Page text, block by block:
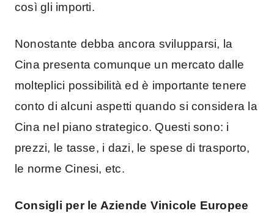
così gli importi.
Nonostante debba ancora svilupparsi, la
Cina presenta comunque un mercato dalle
molteplici possibilità ed è importante tenere
conto di alcuni aspetti quando si considera la
Cina nel piano strategico. Questi sono: i
prezzi, le tasse, i dazi, le spese di trasporto,
le norme Cinesi, etc.
Consigli per le Aziende Vinicole Europee